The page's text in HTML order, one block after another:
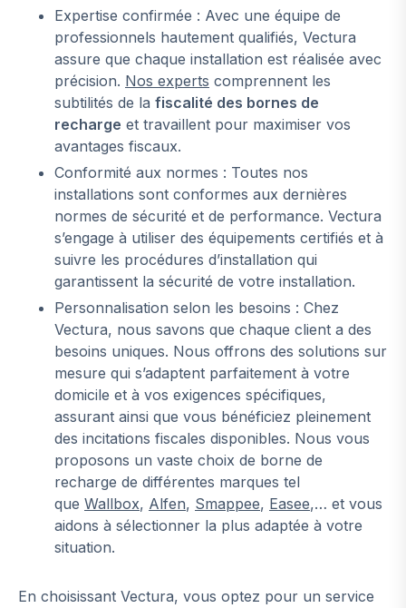
Expertise confirmée : Avec une équipe de
professionnels hautement qualifiés, Vectura
assure que chaque installation est réalisée avec
précision. Nos experts comprennent les
subtilités de la fiscalité des bornes de
recharge et travaillent pour maximiser vos
avantages fiscaux.
Conformité aux normes : Toutes nos
installations sont conformes aux dernières
normes de sécurité et de performance. Vectura
s’engage à utiliser des équipements certifiés et à
suivre les procédures d’installation qui
garantissent la sécurité de votre installation.
Personnalisation selon les besoins : Chez
Vectura, nous savons que chaque client a des
besoins uniques. Nous offrons des solutions sur
mesure qui s’adaptent parfaitement à votre
domicile et à vos exigences spécifiques,
assurant ainsi que vous bénéficiez pleinement
des incitations fiscales disponibles. Nous vous
proposons un vaste choix de borne de
recharge de différentes marques tel
que Wallbox, Alfen, Smappee, Easee,… et vous
aidons à sélectionner la plus adaptée à votre
situation.
En choisissant Vectura, vous optez pour un service